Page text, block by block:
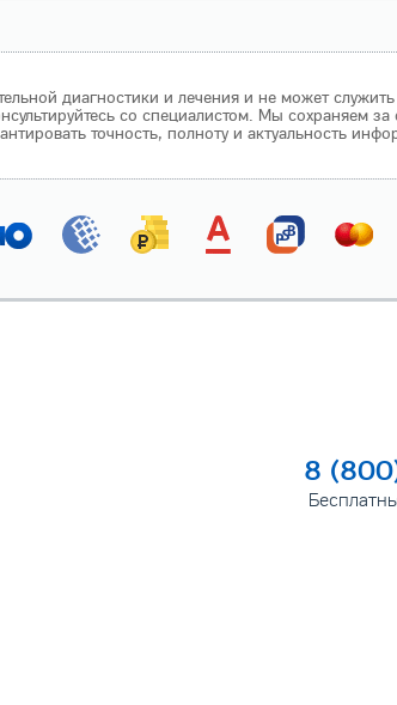
диагностики и лечения и не может
со специалистом. Мы сохраняем
точность, полноту и актуальность
8